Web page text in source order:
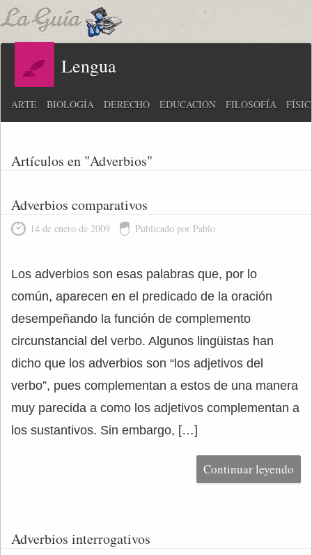
Lengua
ARTE BIOLOGÍA DERECHO EDUCACIÓN FILOSOFÍA
Artículos en "Adverbios"
Adverbios comparativos
14 de enero de 2009 Publicado por Pablo
Los adverbios son esas palabras que, por lo
común, aparecen en el predicado de la oración
desempeñando la función de complemento
circunstancial del verbo. Algunos lingüistas han
dicho que los adverbios son “los adjetivos del
verbo”, pues complementan a estos de una manera
muy parecida a como los adjetivos complementan a
los sustantivos. Sin embargo, […]
Continuar leyendo
Adverbios interrogativos